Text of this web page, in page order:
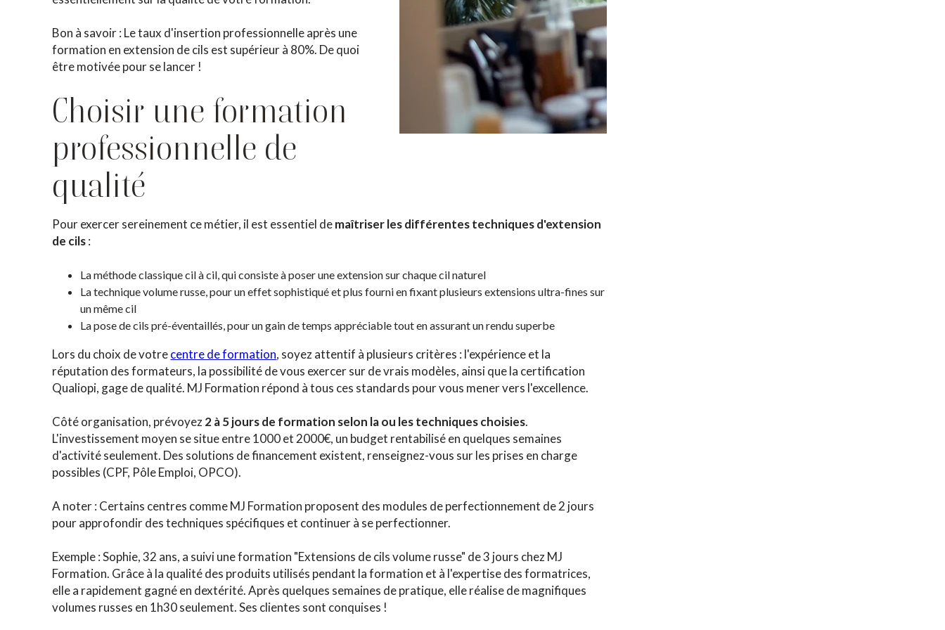
Bon à savoir : Le taux d'insertion professionnelle après une
formation en extension de cils est supérieur à 80%. De quoi
être motivée pour se lancer !
Choisir une formation
professionnelle de
qualité
Pour exercer sereinement ce métier, il est essentiel demaîtriser les différentes techniques d'extension
de cils:
La méthode classique cil à cil, qui consiste à poser une extension sur chaque cil naturel
La technique volume russe, pour un effet sophistiqué et plus fourni en fixant plusieurs extensions ultra-fines sur
un même cil
La pose de cils pré-éventaillés, pour un gain de temps appréciable tout en assurant un rendu superbe
Lors du choix de votrecentre de formation, soyez attentif à plusieurs critères : l'expérience et la
réputation des formateurs, la possibilité de vous exercer sur de vrais modèles, ainsi que la certification
Qualiopi, gage de qualité. MJ Formation répond à tous ces standards pour vous mener vers l'excellence.
Côté organisation, prévoyez2 à 5 jours de formation selon la ou les techniques choisies.
L'investissement moyen se situe entre 1000 et 2000€, un budget rentabilisé en quelques semaines
d'activité seulement. Des solutions de financement existent, renseignez-vous sur les prises en charge
possibles (CPF, Pôle Emploi, OPCO).
A noter : Certains centres comme MJ Formation proposent des modules de perfectionnement de 2 jours
pour approfondir des techniques spécifiques et continuer à se perfectionner.
Exemple : Sophie, 32 ans, a suivi une formation "Extensions de cils volume russe" de 3 jours chez MJ
Formation. Grâce à la qualité des produits utilisés pendant la formation et à l'expertise des formatrices,
elle a rapidement gagné en dextérité. Après quelques semaines de pratique, elle réalise de magnifiques
volumes russes en 1h30 seulement. Ses clientes sont conquises !